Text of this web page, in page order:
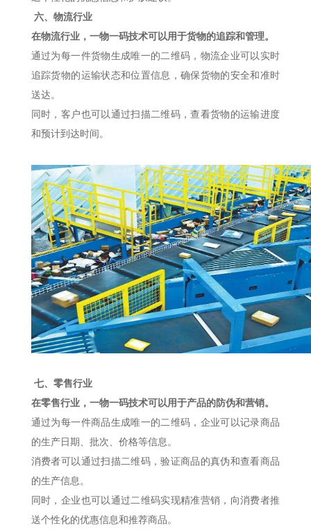
六、物流行业
在物流行业，一物一码技术可以用于货物的追踪和管理。
通过为每一件货物生成唯一的二维码，物流企业可以实时
追踪货物的运输状态和位置信息，确保货物的安全和准时
送达。
同时，客户也可以通过扫描二维码，查看货物的运输进度
和预计到达时间。
七、零售行业
在零售行业，一物一码技术可以用于产品的防伪和营销。
通过为每一件商品生成唯一的二维码，企业可以记录商品
的生产日期、批次、价格等信息。
消费者可以通过扫描二维码，验证商品的真伪和查看商品
的生产信息。
同时，企业也可以通过二维码实现精准营销，向消费者推
送个性化的优惠信息和推荐商品。